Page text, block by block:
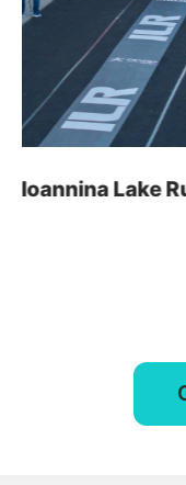
Ioannina Lake
Αρχ. Μακαρίου 14
45221, Ιωάννινα,
τ: +30 26510 24308